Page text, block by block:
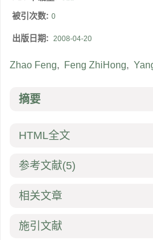
被引次数: 0
出版日期: 2008-04-20
Zhao Feng, Feng ZhiHong,
摘要
HTML全文
参考文献(5)
相关文章
施引文献